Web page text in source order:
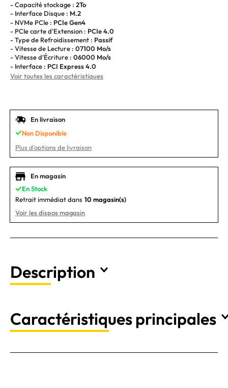
- Capacité stockage : 2To
- Interface Disque : M.2
- NVMe PCIe : PCIe Gen4
- PCIe carte d'Extension : PCIe 4.0
- Type de Refroidissement : Passif
- Vitesse de Lecture : 07100 Mo/s
- Vitesse d'Écriture : 06000 Mo/s
- Interface : PCI Express 4.0
Voir toutes les caractéristiques
En livraison
Non Disponible
Plus d'options de livraison
En magasin
En Stock
Retrait immédiat dans 10 magasin(s)
Voir les dispos magasin
Description
Caractéristiques principales